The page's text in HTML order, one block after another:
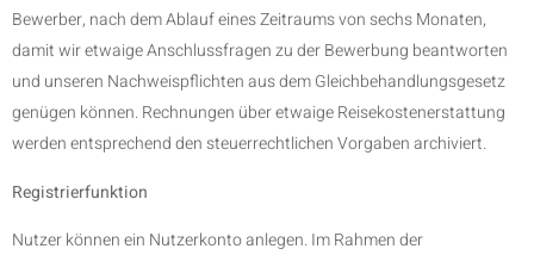
Bewerber, nach dem Ablauf eines Zeitraums von sechs Monaten,
damit wir etwaige Anschlussfragen zu der Bewerbung beantworten
und unseren Nachweispflichten aus dem Gleichbehandlungsgesetz
genügen können. Rechnungen über etwaige Reisekostenerstattung
werden entsprechend den steuerrechtlichen Vorgaben archiviert.
Registrierfunktion
Nutzer können ein Nutzerkonto anlegen. Im Rahmen der